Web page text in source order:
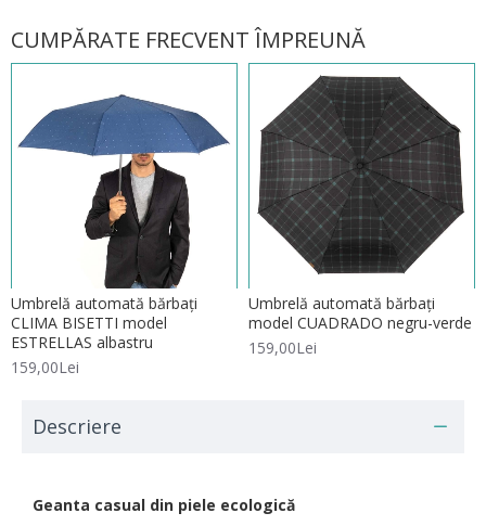
CUMPĂRATE FRECVENT ÎMPREUNĂ
Umbrelă automată bărbați
CLIMA BISETTI model
ESTRELLAS albastru
159,00Lei
Umbrelă automată bărbați
model CUADRADO negru-verde
159,00Lei
Descriere
Geanta casual din piele ecologică